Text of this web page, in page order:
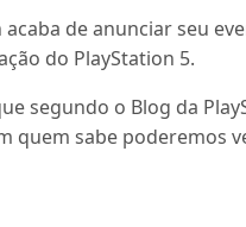
acaba de anunciar seu
do PlayStation 5.
segundo o Blog da
quem sabe poderemos